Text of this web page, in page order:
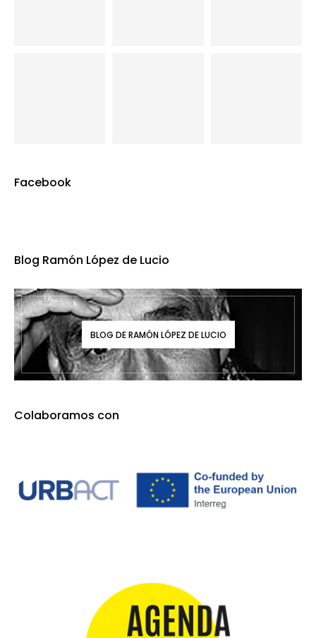
Facebook
Blog Ramón López de Lucio
BLOG DE RAMÓN LÓPEZ DE LUCIO
Colaboramos con